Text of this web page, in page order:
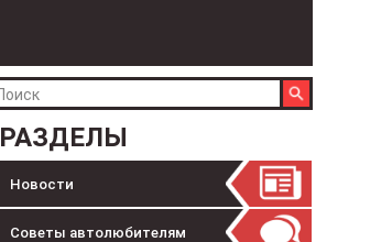
РАЗДЕЛЫ
Новости
Советы автолюбителям